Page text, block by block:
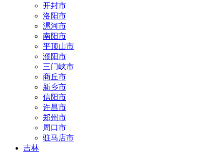
开封市
洛阳市
漯河市
南阳市
平顶山市
濮阳市
三门峡市
商丘市
新乡市
信阳市
许昌市
郑州市
周口市
驻马店市
吉林